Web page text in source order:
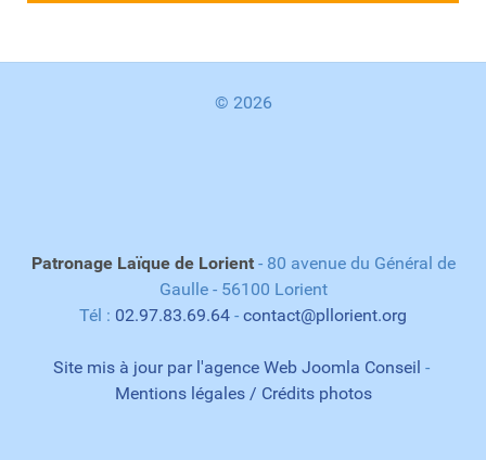
© 2026
Patronage Laïque de Lorient - 80 avenue du Général de
Gaulle - 56100 Lorient
Tél : 02.97.83.69.64 - contact@pllorient.org
Site mis à jour par l'agence Web Joomla Conseil -
Mentions légales / Crédits photos